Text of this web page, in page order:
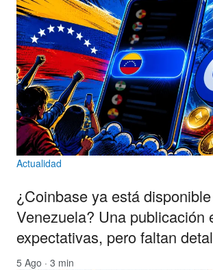
Actualidad
¿Coinbase ya está
Venezuela? Una publicación
expectativas, pero faltan
5 Ago · 3 min